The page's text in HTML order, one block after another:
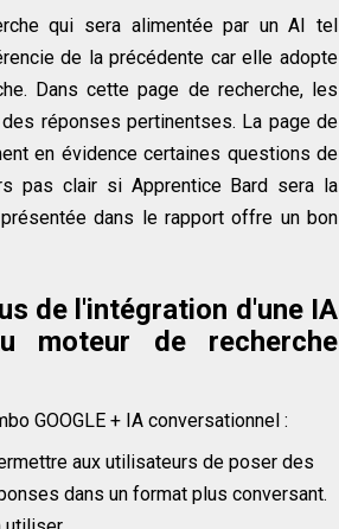
qui sera alimentée par un AI tel
de la précédente car elle adopte
Dans cette page de recherche, les
réponses pertinentses. La page de
en évidence certaines questions de
pas clair si Apprentice Bard sera la
dans le rapport offre un bon
de l'intégration d'une IA
moteur de recherche
GOOGLE + IA conversationnel :
aux utilisateurs de poser des
dans un format plus conversant.